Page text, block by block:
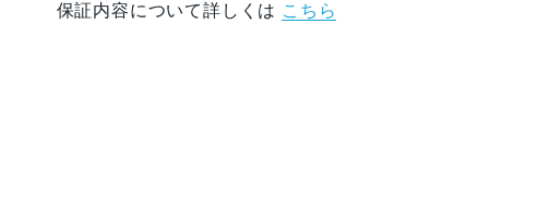
保証内容について詳しくは こちら